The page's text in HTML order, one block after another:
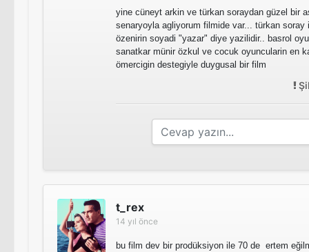
yine cüneyt arkin ve türkan soraydan güzel bir
senaryoyla agliyorum filmide var... türkan
özenirin soyadi "yazar" diye yazilidir.. basrol
sanatkar münir özkul ve cocuk oyuncularin en
ömercigin destegiyle duygusal bir film
t_rex
14 yıl önce
bu film dev bir prodüksiyon ile 70 de ertem